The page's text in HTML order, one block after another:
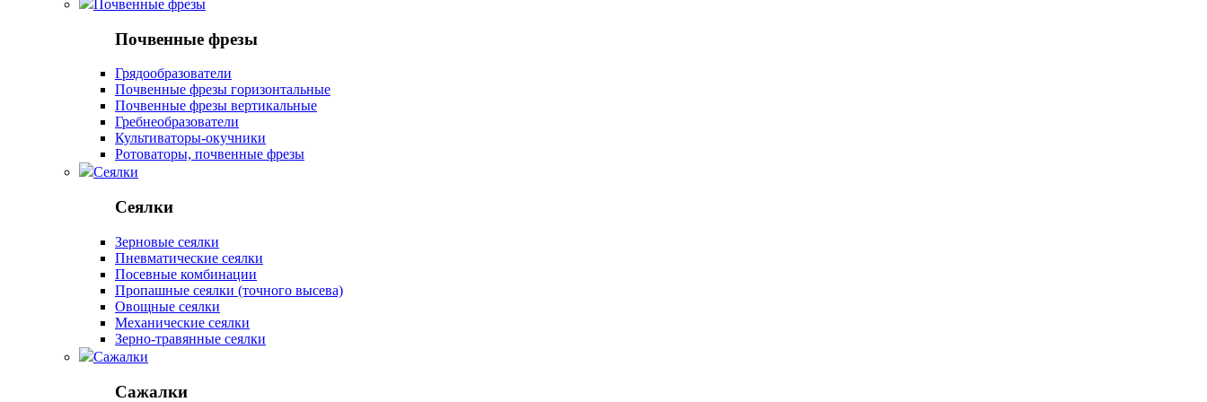
Почвенные фрезы
Почвенные фрезы
Грядообразователи
Почвенные фрезы горизонтальные
Почвенные фрезы вертикальные
Гребнеобразователи
Культиваторы-окучники
Ротоваторы, почвенные фрезы
Сеялки
Сеялки
Зерновые сеялки
Пневматические сеялки
Посевные комбинации
Пропашные сеялки (точного высева)
Овощные сеялки
Механические сеялки
Зерно-травянные сеялки
Сажалки
Сажалки